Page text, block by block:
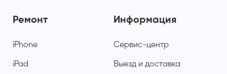
Ремонт
iPhone
iPad
Информация
Сервис-центр
Выезд и доставка